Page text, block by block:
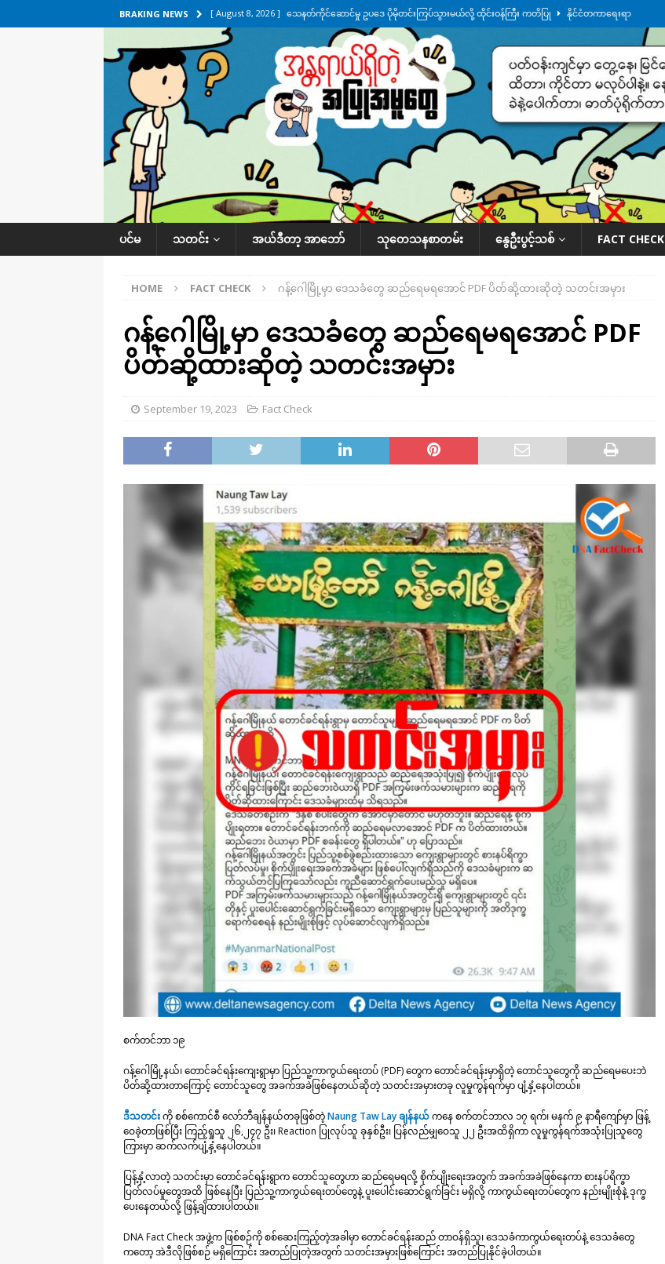
BRAKING NEWS [ August 8, 2026 ] သေနတ်ကိုင်ဆောင်မှု ဥပဒေ ပိုမိုတင်းကြပ်သွားမယ်လို့ ထိုင်းဝန်ကြီး ကတိပြု နိုင်ငံတကာရေးရာ
[ August 7, 2026 ] လေးမျက်နှာ၊ အိုင်သပြုအနီးတဝိုက် ရေအနည်းငယ် ပြန်ကျ၊ ငါးသိုင်းချောင်းမြို့ပေါ် ရေတက်
ဒေသအလိုက် သတင်းကဏ္ဍ
[ August 7, 2026 ] ရန်ကုန်မြစ်အတွင်း ထူးကဲဒီရေ အ​မြင့် ၂၁ ပေကျော်အထိ တက်မယ်လို့ သတိပေး ဒေသအလိုက်
သတင်းကဏ္ဍ
[ August 7, 2026 ] လွှတ်တော်ကို ရောက်လာတဲ့ ဦးမင်အောင်လှိုင်ကို ထိုင်းလွှတ်တော်အမတ် အော်ဟစ်ဆန္ဒပြ
UNCATEGORIZED
[ August 8, 2026 ] ရေပေါက်ပိတ်ဖို့ နိုင်ငံတော်အဆင့် အစီအမံနဲ့ ဆောင်ရွက်နေပါတယ် ဆောင်းပါး
ပင်မ သတင်း အယ်ဒီတာ့ အာဘော် သုတေသနစာတမ်း နွေဦးပွင့်သစ် FACT CHECK
HOME FACT CHECK ဂန့်ဂေါမြို့မှာ ဒေသခံတွေ ဆည်‌‌ရေမရအောင် PDF ပိတ်ဆို့ထားဆိုတဲ့ သတင်းအမှား
ဂန့်ဂေါမြို့မှာ ဒေသခံတွေ ဆည်‌‌ရေမရအောင် PDF
ပိတ်ဆို့ထားဆိုတဲ့ သတင်းအမှား
September 19, 2023 Fact Check
စက်တင်ဘာ ၁၉
ဂန့်ဂေါမြို့နယ်၊ တောင်ခင်ရန်းကျေးရွာမှာ ပြည်သူ့ကာကွယ်ရေးတပ် (PDF) တွေက တောင်ခင်ရန်းမှာရှိတဲ့ တောင်သူတွေကို ဆည်ရေမပေးဘဲ
ပိတ်ဆို့ထားတာကြောင့် တောင်သူတွေ အခက်အခဲဖြစ်နေတယ်ဆိုတဲ့ သတင်းအမှားတခု လူမှုကွန်ရက်မှာ ပျံ့နှံ့နေပါတယ်။
ဒီသတင်းကို စစ်ကောင်စီ လော်ဘီချန်နယ်တခုဖြစ်တဲ့Naung Taw Lay ချန်နယ်ကနေ စက်တင်ဘာလ ၁၇ ရက်၊ မနက် ၉ နာရီကျော်မှာ ဖြန့်
ဝေခဲ့တာဖြစ်ပြီး ကြည့်ရှုသူ ၂၆,၂၄၇ ဦး၊ Reaction ပြုလုပ်သူ ခုနှစ်ဦး၊ ပြန်လည်မျှဝေသူ ‌၂၂ ဦးအထိရှိကာ လူမှုကွန်ရက်အသုံးပြုသူတွေ
ကြားမှာ ဆက်လက်ပျံ့နှံ့နေပါတယ်။
ပြန့်နှံ့လာတဲ့ သတင်းမှာ တောင်ခင်ရန်းရွာက တောင်သူတွေဟာ ဆည်ရေမရလို့ စိုက်ပျိုးရေးအတွက် အခက်အခဲဖြစ်နေကာ စားနပ်ရိက္ခာ
ပြတ်လပ်မှုတွေအထိ ဖြစ်နေပြီး ပြည်သူ့ကာကွယ်ရေးတပ်တွေနဲ့ ပူးပေါင်းဆောင်ရွက်ခြင်း မရှိလို့ ကာကွယ်ရေးတပ်တွေက နည်းမျိုးစုံနဲ့ ဒုက္ခ
ပေးနေတယ်လို့ ဖြန့်ချိထားပါတယ်။
DNA Fact Check အဖွဲ့က ဖြစ်စဉ်ကို စစ်ဆေးကြည့်တဲ့အခါမှာ တောင်ခင်ရန်းဆည် တာဝန်ရှိသူ၊ ဒေသခံကာကွယ်ရေးတပ်နဲ့ ဒေသခံတွေ
ကတော့ အဲဒီလိုဖြစ်စဉ် မရှိကြောင်း အတည်ပြုတဲ့အတွက် သတင်းအမှားဖြစ်ကြောင်း အတည်ပြုနိုင်ခဲ့ပါတယ်။